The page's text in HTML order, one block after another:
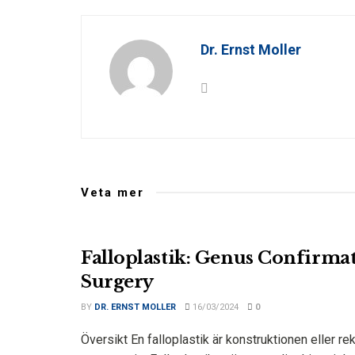
Dr. Ernst Moller
Veta mer
Falloplastik: Genus
Surgery
BY DR. ERNST MOLLER 16/03/2024 0
Översikt En falloplastik är konstruktionen eller